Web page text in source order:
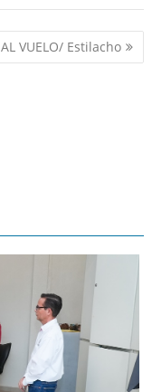
AL VUELO/ Estilacho